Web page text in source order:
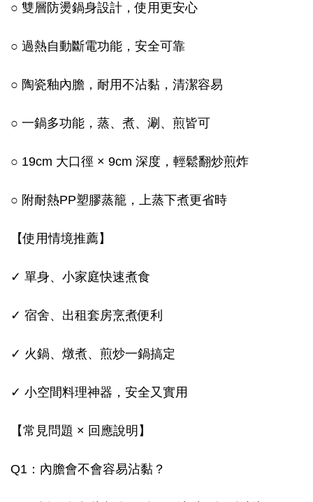
○ 雙層防燙鍋身設計，使用更安心
○ 過熱自動斷電功能，安全可靠
○ 陶瓷釉內膽，耐用不沾黏，清潔容易
○ 一鍋多功能，蒸、煮、涮、煎皆可
○ 19cm 大口徑 × 9cm 深度，輕鬆翻炒煎炸
○ 附耐熱PP塑膠蒸籠，上蒸下煮更省時
【使用情境推薦】
✓ 單身、小家庭快速煮食
✓ 宿舍、出租套房烹煮便利
✓ 火鍋、燉煮、煎炒一鍋搞定
✓ 小空間料理神器，安全又實用
【常見問題 × 回應說明】
Q1：內膽會不會容易沾黏？